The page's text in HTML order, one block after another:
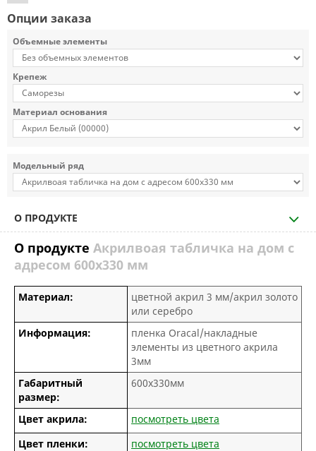
Опции заказа
Объемные элементы
Крепеж
Материал основания
Модельный ряд
О ПРОДУКТЕ
О продукте Акрилвоая табличка на дом с
адресом 600х330 мм
Материал:
цветной акрил 3 мм/акрил золото
или серебро
Информация:
пленка Oracal/накладные
элементы из цветного акрила
3мм
Габаритный
размер:
600х330мм
Цвет акрила:
посмотреть цвета
Цвет пленки:
посмотреть цвета